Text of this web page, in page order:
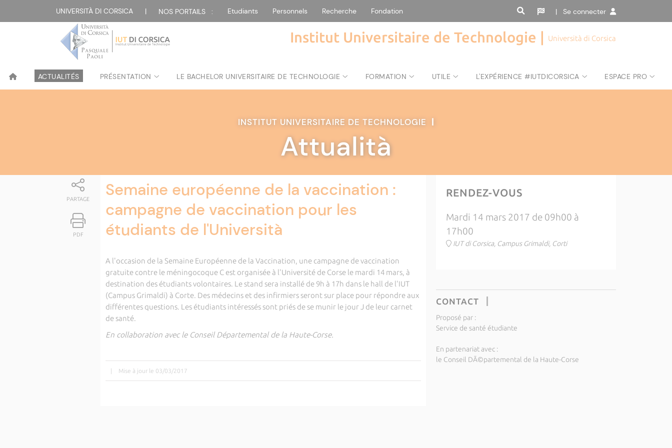
UNIVERSITÀ DI CORSICA | NOS PORTAILS : Etudiants Personnels Recherche Fondation | Se connecter
Institut Universitaire de Technologie | Università di Corsica
ACTUALITÉS PRÉSENTATION LE BACHELOR UNIVERSITAIRE DE TECHNOLOGIE FORMATION UTILE L'EXPÉRIENCE #IUTDICORSICA ESPACE PRO
INSTITUT UNIVERSITAIRE DE TECHNOLOGIE |
Attualità
PARTAGE
PDF
Semaine européenne de la vaccination :
campagne de vaccination pour les
étudiants de l'Università
A l'occasion de la Semaine Européenne de la Vaccination, une campagne de vaccination
gratuite contre le méningocoque C est organisée à l'Université de Corse le mardi 14 mars, à
destination des étudiants volontaires. Le stand sera installé de 9h à 17h dans le hall de l'IUT
(Campus Grimaldi) à Corte. Des médecins et des infirmiers seront sur place pour répondre aux
différentes questions. Les étudiants intéressés sont priés de se munir le jour J de leur carnet
de santé.
En collaboration avec le Conseil Départemental de la Haute-Corse.
| Mise à jour le 03/03/2017
RENDEZ-VOUS
Mardi 14 mars 2017 de 09h00 à
17h00
IUT di Corsica, Campus Grimaldi, Corti
CONTACT
Proposé par :
Service de santé étudiante
En partenariat avec :
le Conseil DÃ©partemental de la Haute-Corse